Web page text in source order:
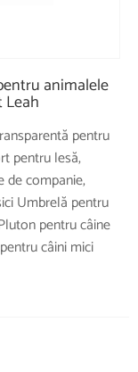
animalele
pentru
pentru lesă,
de companie,
Umbrelă pentru
pentru câine
câini mici